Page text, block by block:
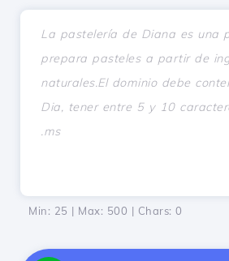
Min: 25 | Max: 500 | Chars: 0